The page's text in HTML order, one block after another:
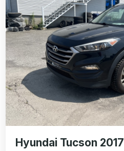
Hyundai Tucson 2017